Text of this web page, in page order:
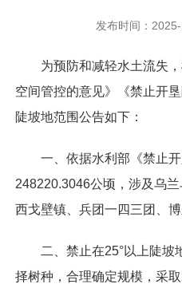
发布时间：
为预防和减轻水土流失
空间管控的意见》《禁止开
陡坡地范围公告如下：
一、依据水利部《禁止
248220.3046公顷，涉及乌
西戈壁镇、兵团一四三团、
二、禁止在25°以上陡
择树种，合理确定规模，采